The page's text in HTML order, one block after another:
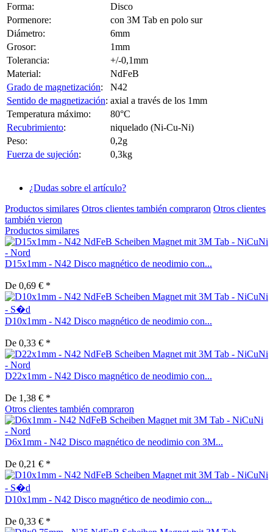
Forma:
Disco
Pormenore:
con 3M Tab en polo sur
Diámetro:
6mm
Grosor:
1mm
Tolerancia:
+/-0,1mm
Material:
NdFeB
Grado de magnetización:
N42
Sentido de magnetización: axial a través de los 1mm
Temperatura máximo:
80°C
Recubrimiento:
niquelado (Ni-Cu-Ni)
Peso:
0,2g
Fuerza de sujeción: 0,3kg
¿Dudas sobre el artículo?
Productos similares Otros clientes también compraron Otros clientes
también vieron
Productos similares
D15x1mm - N42 Disco magnético de neodimio con...
De 0,69 € *
D10x1mm - N42 Disco magnético de neodimio con...
De 0,33 € *
D22x1mm - N42 Disco magnético de neodimio con...
De 1,38 € *
Otros clientes también compraron
D6x1mm - N42 Disco magnético de neodimio con 3M...
De 0,21 € *
D10x1mm - N42 Disco magnético de neodimio con...
De 0,33 € *